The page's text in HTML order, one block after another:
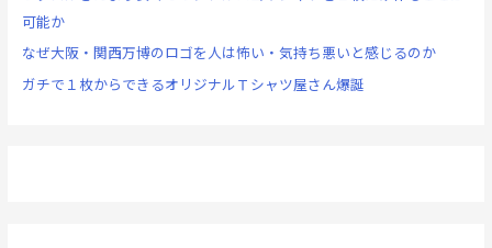
可能か
なぜ大阪・関西万博のロゴを人は怖い・気持ち悪いと感じるのか
ガチで１枚からできるオリジナルＴシャツ屋さん爆誕